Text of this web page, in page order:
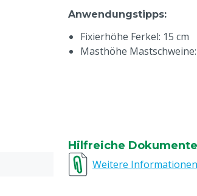
Anwendungstipps:
Fixierhöhe Ferkel: 15 cm
Masthöhe Mastschweine:
Hilfreiche Dokumente
Weitere Informationen